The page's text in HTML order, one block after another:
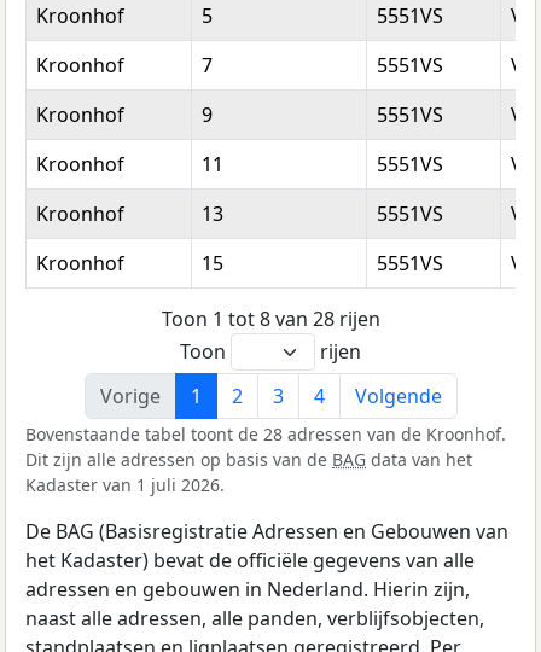
Kroonhof
5 5551VS
Kroonhof
7 5551VS
Kroonhof
9 5551VS
Kroonhof
11 5551VS
Kroonhof
13 5551VS
Kroonhof
15 5551VS
Toon 1 tot 8 van 28 rijen
Toon
rijen
Vorige
1 2 3 4 Volgende
Bovenstaande tabel toont de 28 adressen van de Kroonhof.
Dit zijn alle adressen op basis van de BAG data van het
Kadaster van 1 juli 2026.
De BAG (Basisregistratie Adressen en Gebouwen van
het Kadaster) bevat de officiële gegevens van alle
adressen en gebouwen in Nederland. Hierin zijn,
naast alle adressen, alle panden, verblijfsobjecten,